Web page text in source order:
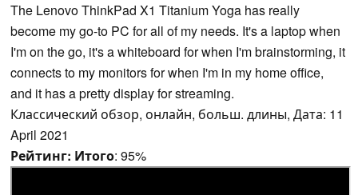
The Lenovo ThinkPad X1 Titanium Yoga has really
become my go-to PC for all of my needs. It's a laptop when
I'm on the go, it's a whiteboard for when I'm brainstorming, it
connects to my monitors for when I'm in my home office,
and it has a pretty display for streaming.
Классический обзор, онлайн, больш. длины, Дата: 11
April 2021
Рейтинг: Итого: 95%